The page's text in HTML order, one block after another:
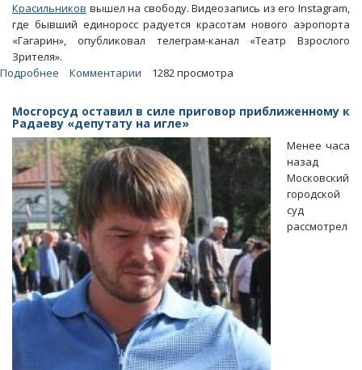
Красильников вышел на свободу. Видеозапись из его Instagram,
где бывший единоросс радуется красотам нового аэропорта
«Гагарин», опубликовал телеграм-канал «Театр Взрослого
Зрителя».
Подробнее
Радаеву
«депутат
на
игле»
Красильников
вышел
на
свободу
Комментарии 1282 просмотра
Мосгорсуд оставил в силе приговор приближенному к
Радаеву «депутату на игле»
Менее часа
назад
Московский
городской
суд
рассмотрел